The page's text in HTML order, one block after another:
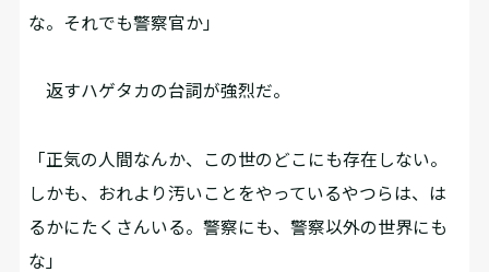
な。それでも警察官か」
返すハゲタカの台詞が強烈だ。
「正気の人間なんか、この世のどこにも存在しない。
しかも、おれより汚いことをやっているやつらは、は
るかにたくさんいる。警察にも、警察以外の世界にも
な」